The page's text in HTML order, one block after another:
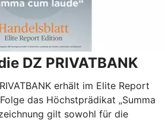
DZ PRIVATBANK
erhält im Elite Report
das Höchstprädikat „Summa
gilt sowohl für die